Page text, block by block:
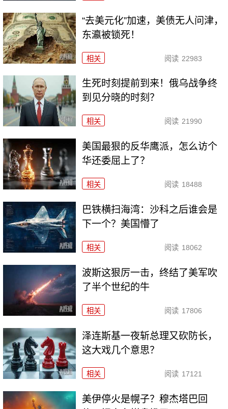
“去美元化”加速，美债无人问津，
东瀛被锁死！
相关 阅读 22983
生死时刻提前到来！俄乌战争终
到见分晓的时刻？
相关 阅读 21990
美国最狠的反华鹰派，怎么访个
华还委屈上了？
相关 阅读 18488
巴铁横扫海湾：沙科之后谁会是
下一个？美国懵了
相关 阅读 18062
波斯这狠厉一击，终结了美军吹
了半个世纪的牛
相关 阅读 17806
泽连斯基一夜斩总理又砍防长，
这大戏几个意思？
相关 阅读 17121
美伊停火是幌子？穆杰塔巴回